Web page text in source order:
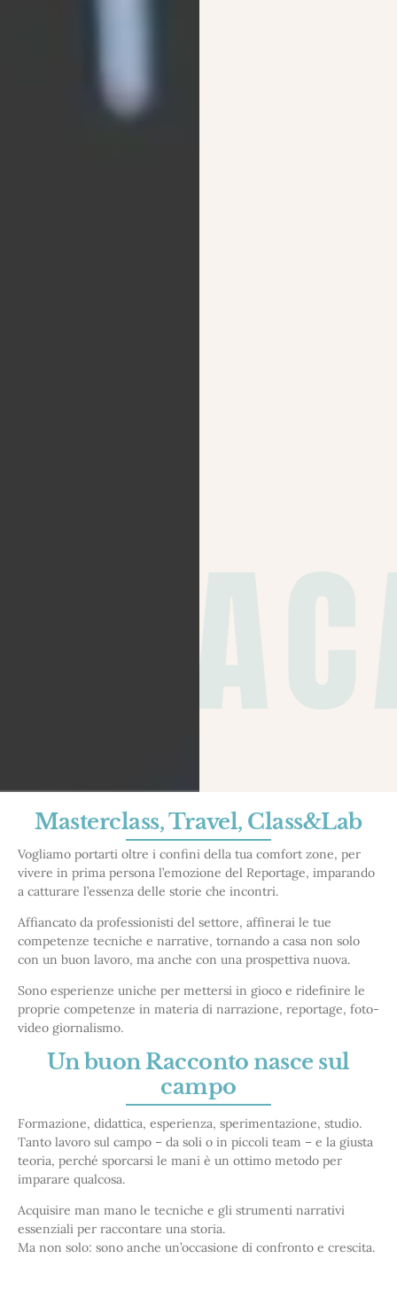
Masterclass, Travel, Class&Lab
Vogliamo portarti oltre i confini della tua comfort zone, per
vivere in prima persona l’emozione del Reportage, imparando
a catturare l’essenza delle storie che incontri.
Affiancato da professionisti del settore, affinerai le tue
competenze tecniche e narrative, tornando a casa non solo
con un buon lavoro, ma anche con una prospettiva nuova.
Sono esperienze uniche per mettersi in gioco e ridefinire le
proprie competenze in materia di narrazione, reportage, foto-
video giornalismo.
Un buon Racconto nasce sul
campo
Formazione, didattica, esperienza, sperimentazione, studio.
Tanto lavoro sul campo – da soli o in piccoli team – e la giusta
teoria, perché sporcarsi le mani è un ottimo metodo per
imparare qualcosa.
Acquisire man mano le tecniche e gli strumenti narrativi
essenziali per raccontare una storia.
Ma non solo: sono anche un’occasione di confronto e crescita.